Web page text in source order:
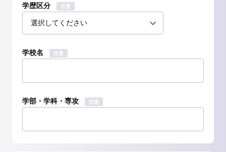
学歴区分 任意
学校名 任意
学部・学科・専攻 任意